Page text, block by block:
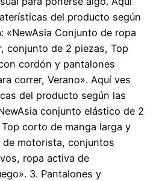
del producto según
«NewAsia Conjunto de ropa
conjunto de 2 piezas, Top
cordón y pantalones
correr, Verano». Aquí ves
del producto según las
conjunto elástico de 2
corto de manga larga y
motorista, conjuntos
ropa activa de
3. Pantalones y